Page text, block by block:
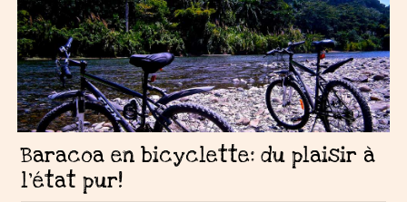
Baracoa en bicyclette: du plaisir à
l’état pur!